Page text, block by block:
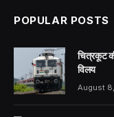
POPULAR POSTS
चित्रकूट
विलय
August